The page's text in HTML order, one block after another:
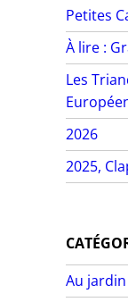
Petites
À lire :
Les
2026
2025,
Au jardin